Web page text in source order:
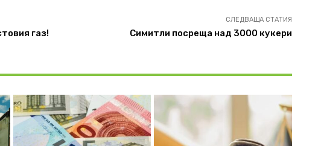
газ!
СЛЕДВАЩА СТАТИЯ
Симитли посреща над 3000 кукери